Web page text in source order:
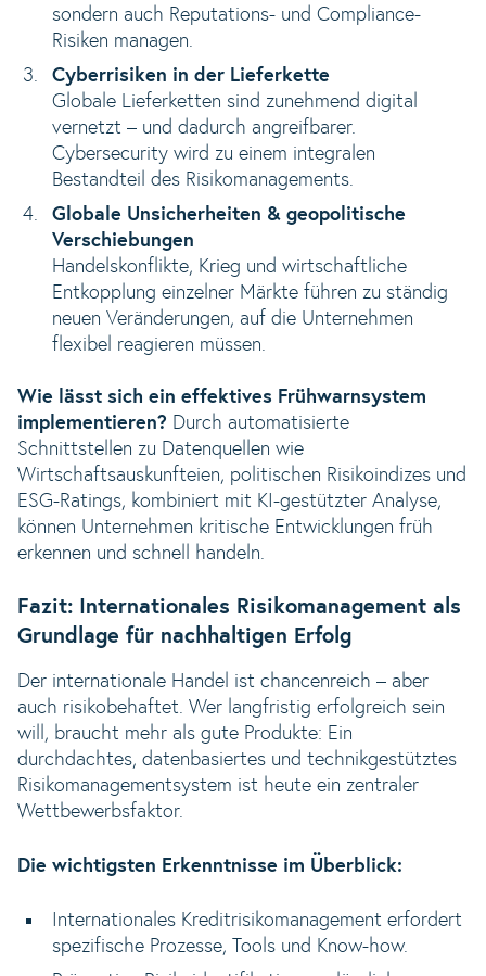
sondern auch Reputations- und Compliance-
Risiken managen.
Cyberrisiken in der Lieferkette
Globale Lieferketten sind zunehmend digital
vernetzt – und dadurch angreifbarer.
Cybersecurity wird zu einem integralen
Bestandteil des Risikomanagements.
Globale Unsicherheiten & geopolitische
Verschiebungen
Handelskonflikte, Krieg und wirtschaftliche
Entkopplung einzelner Märkte führen zu ständig
neuen Veränderungen, auf die Unternehmen
flexibel reagieren müssen.
Wie lässt sich ein effektives Frühwarnsystem
implementieren? Durch automatisierte
Schnittstellen zu Datenquellen wie
Wirtschaftsauskunfteien, politischen Risikoindizes und
ESG-Ratings, kombiniert mit KI-gestützter Analyse,
können Unternehmen kritische Entwicklungen früh
erkennen und schnell handeln.
Fazit: Internationales Risikomanagement als
Grundlage für nachhaltigen Erfolg
Der internationale Handel ist chancenreich – aber
auch risikobehaftet. Wer langfristig erfolgreich sein
will, braucht mehr als gute Produkte: Ein
durchdachtes, datenbasiertes und technikgestütztes
Risikomanagementsystem ist heute ein zentraler
Wettbewerbsfaktor.
Die wichtigsten Erkenntnisse im Überblick:
Internationales Kreditrisikomanagement erfordert
spezifische Prozesse, Tools und Know-how.